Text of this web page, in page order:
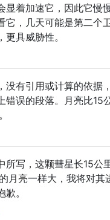
显着加速它，因此它慢
它，几天可能是第二个
具威胁性。
没有引用或计算的依据
错误的段落。月亮比15
所写，这颗彗星长15公
月亮一样大，我将对其
。